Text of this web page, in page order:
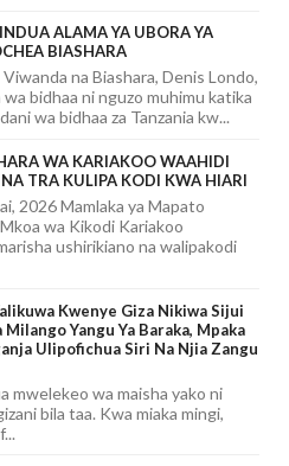
ALAMA YA UBORA YA
BIASHARA
na Biashara, Denis Londo,
bidhaa ni nguzo muhimu katika
wa bidhaa za Tanzania kw...
WA KARIAKOO WAAHIDI
TRA KULIPA KODI KWA HIARI
2026 Mamlaka ya Mapato
wa Kikodi Kariakoo
ushirikiano na walipakodi
Kwenye Giza Nikiwa Sijui
Yangu Ya Baraka, Mpaka
Ulipofichua Siri Na Njia Zangu
mwelekeo wa maisha yako ni
bila taa. Kwa miaka mingi,